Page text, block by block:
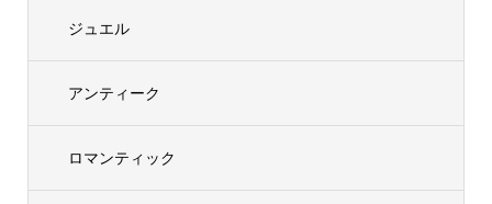
ジュエル
アンティーク
ロマンティック